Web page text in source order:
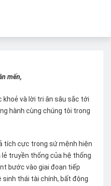
mến,
khoẻ và lời tri ân sâu sắc tới
hành cùng chúng tôi trong
tích cực trong sứ mệnh hiện
lẻ truyền thống của hệ thống
bước vào giai đoạn tiếp
sinh thái tài chính, bất động